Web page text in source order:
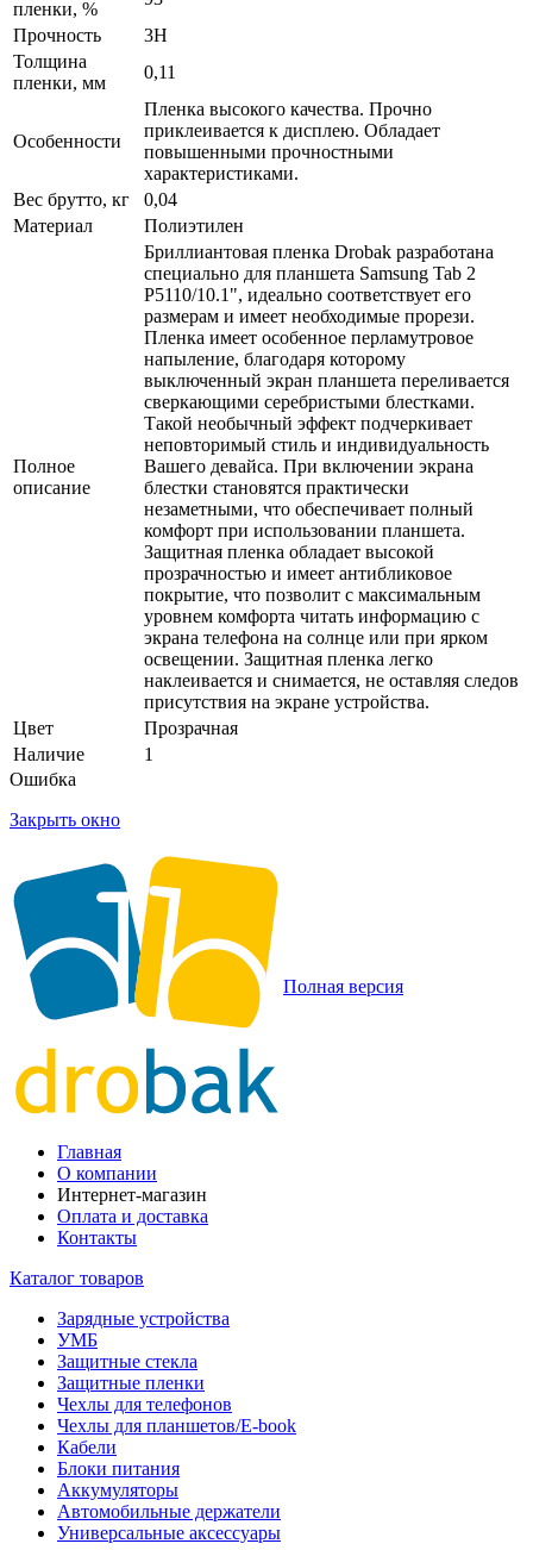
пленки, %
Прочность
3H
Толщина
пленки, мм
0,11
Особенности
Пленка высокого качества. Прочно
приклеивается к дисплею. Обладает
повышенными прочностными
характеристиками.
Вес брутто, кг
0,04
Материал
Полиэтилен
Полное
описание
Бриллиантовая пленка Drobak разработана
специально для планшета Samsung Tab 2
P5110/10.1", идеально соответствует его
размерам и имеет необходимые прорези.
Пленка имеет особенное перламутровое
напыление, благодаря которому
выключенный экран планшета переливается
сверкающими серебристыми блестками.
Такой необычный эффект подчеркивает
неповторимый стиль и индивидуальность
Вашего девайса. При включении экрана
блестки становятся практически
незаметными, что обеспечивает полный
комфорт при использовании планшета.
Защитная пленка обладает высокой
прозрачностью и имеет антибликовое
покрытие, что позволит с максимальным
уровнем комфорта читать информацию с
экрана телефона на солнце или при ярком
освещении. Защитная пленка легко
наклеивается и снимается, не оставляя следов
присутствия на экране устройства.
Цвет
Прозрачная
Наличие
1
Ошибка
Закрыть окно
Полная версия
Главная
О компании
Интернет-магазин
Оплата и доставка
Контакты
Каталог товаров
Зарядные устройства
УМБ
Защитные стекла
Защитные пленки
Чехлы для телефонов
Чехлы для планшетов/E-book
Кабели
Блоки питания
Аккумуляторы
Автомобильные держатели
Универсальные аксессуары